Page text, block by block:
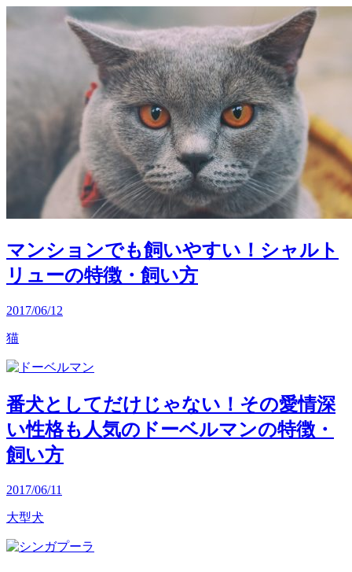
マンションでも飼いやすい！シャルト
リューの特徴・飼い方
2017/06/12
猫
番犬としてだけじゃない！その愛情深
い性格も人気のドーベルマンの特徴・
飼い方
2017/06/11
大型犬